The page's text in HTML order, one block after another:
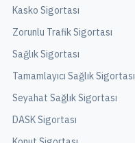
Kasko Sigortası
Zorunlu Trafik Sigortası
Sağlık Sigortası
Tamamlayıcı Sağlık Sigortası
Seyahat Sağlık Sigortası
DASK Sigortası